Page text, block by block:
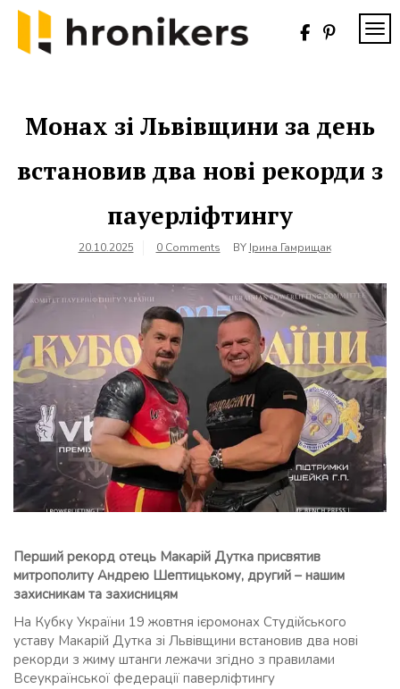
Skip
content
Монах зі Львівщини за день
встановив два нові рекорди з
пауерліфтингу
20.10.2025 0 Comments BY Ірина Гамрищак
Перший рекорд отець Макарій Дутка присвятив
митрополиту Андрею Шептицькому, другий – нашим
захисникам та захисницям
На Кубку України 19 жовтня ієромонах Студійського
уставу Макарій Дутка зі Львівщини встановив два нові
рекорди з жиму штанги лежачи згідно з правилами
Всеукраїнської федерації паверліфтингу